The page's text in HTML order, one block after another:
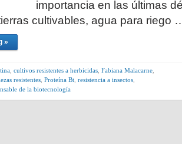
importancia en las últimas
cultivables, agua para riego
»
cultivos resistentes a herbicidas Fabiana Malacarne
resistentes Proteína Bt resistencia a insectos
de la biotecnología